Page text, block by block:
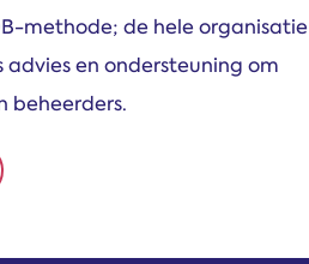
methode; de hele organisatie
en ondersteuning om
beheerders.